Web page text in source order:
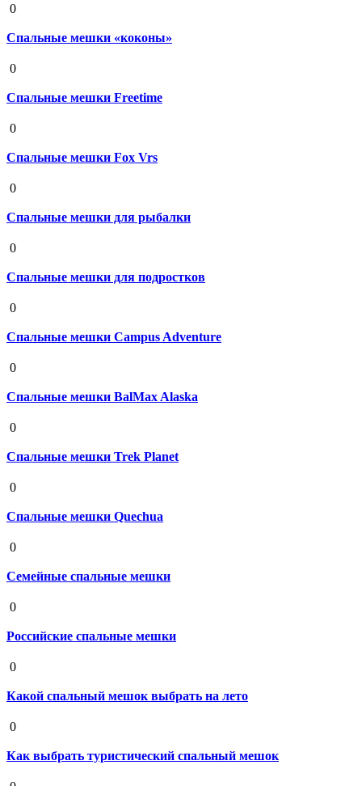
0
Спальные мешки «коконы»
0
Спальные мешки Freetime
0
Спальные мешки Fox Vrs
0
Спальные мешки для рыбалки
0
Спальные мешки для подростков
0
Спальные мешки Campus Adventure
0
Спальные мешки BalMax Alaska
0
Спальные мешки Trek Planet
0
Спальные мешки Quechua
0
Семейные спальные мешки
0
Российские спальные мешки
0
Какой спальный мешок выбрать на лето
0
Как выбрать туристический спальный мешок